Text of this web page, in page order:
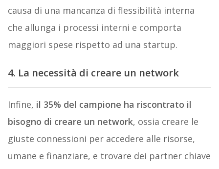
causa di una mancanza di flessibilità interna
che allunga i processi interni e comporta
maggiori spese rispetto ad una startup.
4. La necessità di creare un network
Infine, il 35% del campione ha riscontrato il
bisogno di creare un network, ossia creare le
giuste connessioni per accedere alle risorse,
umane e finanziare, e trovare dei partner chiave